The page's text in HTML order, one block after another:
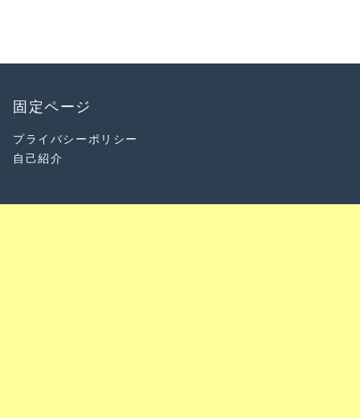
固定ページ
プライバシーポリシー
自己紹介